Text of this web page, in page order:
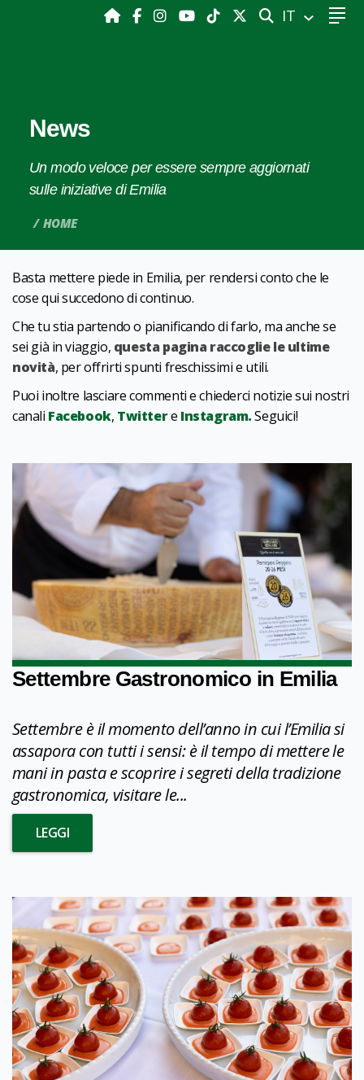
CERCA
IT
News
Un modo veloce per essere sempre aggiornati
sulle iniziative di Emilia
HOME
Basta mettere piede in Emilia, per rendersi conto che le
cose qui succedono di continuo.
Che tu stia partendo o pianificando di farlo, ma anche se
sei già in viaggio, questa pagina raccoglie le ultime
novità, per offrirti spunti freschissimi e utili.
Puoi inoltre lasciare commenti e chiederci notizie sui nostri
canali Facebook, Twittere Instagram.Seguici!
Settembre Gastronomico in Emilia
Settembre è il momento dell’anno in cui l’Emilia si
assapora con tutti i sensi: è il tempo di mettere le
mani in pasta e scoprire i segreti della tradizione
gastronomica, visitare le...
LEGGI